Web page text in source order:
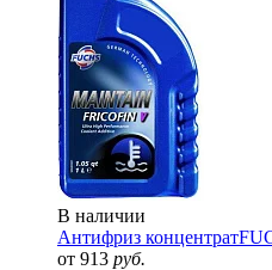
В наличии
Антифриз концентрат
от 913 руб.